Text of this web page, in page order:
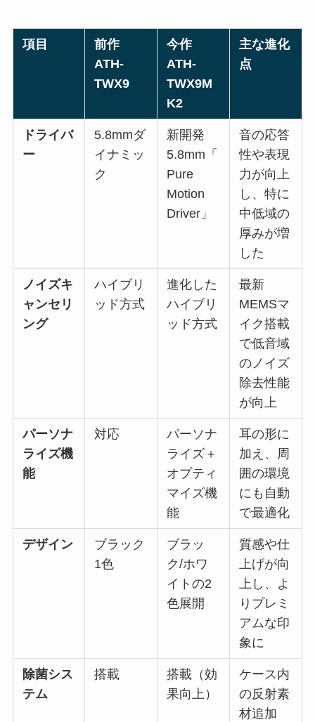
項目
前作
ATH-
TWX9
今作
ATH-
TWX9M
K2
主な進化
点
ドライバ
ー
5.8mmダ
イナミッ
ク
新開発
5.8mm「
Pure
Motion
Driver」
音の応答
性や表現
力が向上
し、特に
中低域の
厚みが増
した
ノイズキ
ャンセリ
ング
ハイブリ
ッド方式
進化した
ハイブリ
ッド方式
最新
MEMSマ
イク搭載
で低音域
のノイズ
除去性能
が向上
パーソナ
ライズ機
能
対応
パーソナ
ライズ＋
オプティ
マイズ機
能
耳の形に
加え、周
囲の環境
にも自動
で最適化
デザイン
ブラック
1色
ブラッ
ク/ホワ
イトの2
色展開
質感や仕
上げが向
上し、よ
りプレミ
アムな印
象に
除菌シス
テム
搭載
搭載（効
果向上）
ケース内
の反射素
材追加